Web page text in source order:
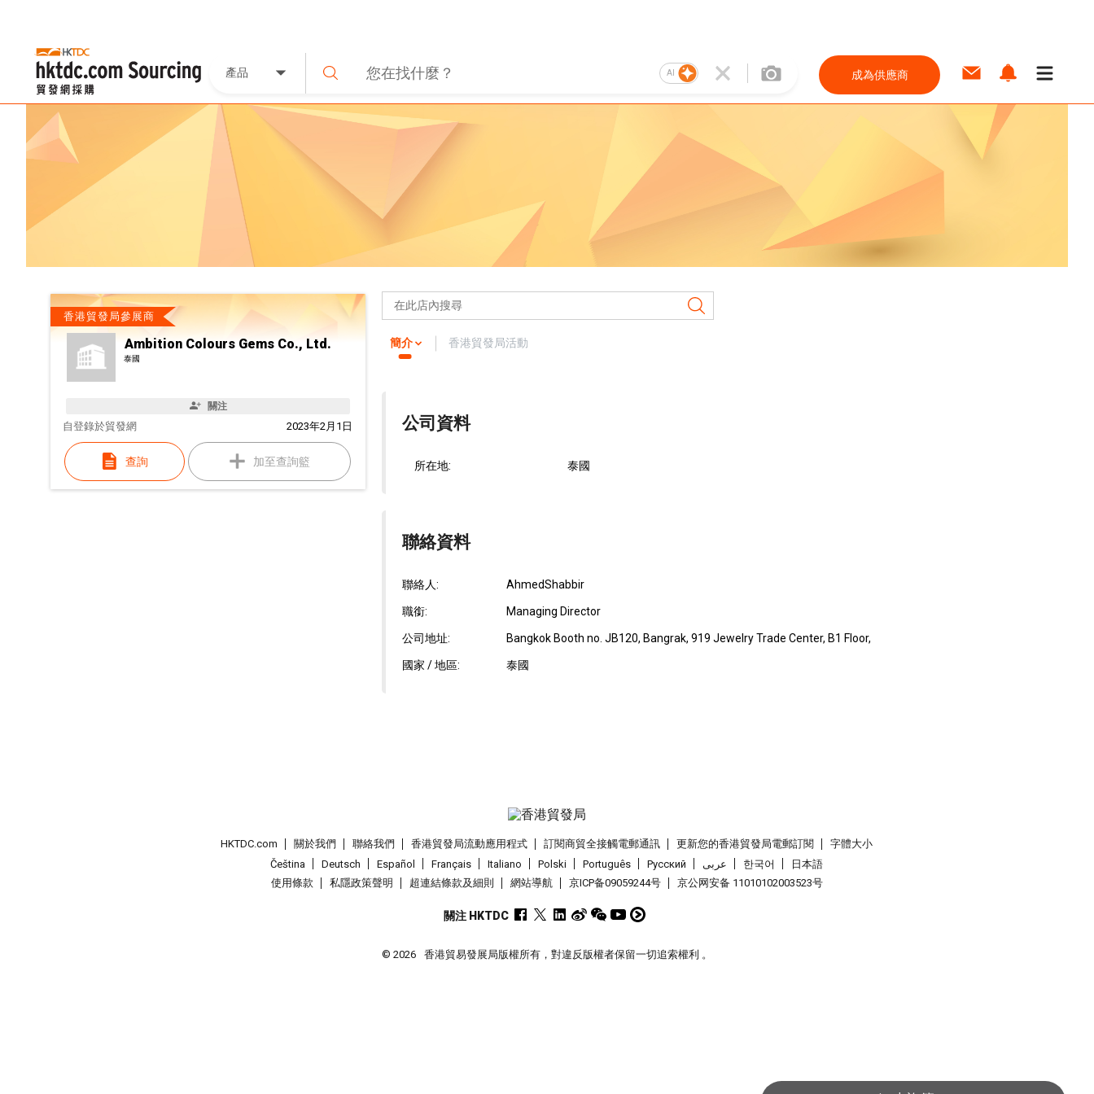
產品 AI 成為供應商
香港貿發局參展商
Ambition Colours Gems Co., Ltd.
泰國
關注
自 2023年2月1日
登錄於貿發網
查詢 加至查詢籃
簡介 香港貿發局活動
公司資料
所在地: 泰國
聯絡資料
聯絡人: AhmedShabbir
職銜: Managing Director
公司地址: Bangkok Booth no. JB120, Bangrak, 919 Jewelry Trade Center, B1 Floor,
國家 / 地區: 泰國
HKTDC.com 關於我們 聯絡我們 香港貿發局流動應用程式 訂閱商貿全接觸電郵通訊 更新您的香港貿發局電郵訂閱
字體大小
Čeština
Deutsch Español Français Italiano Polski Português Pусский عربى 한국어
日本語
使用條款
私隱政策聲明 超連結條款及細則 網站導航 京ICP备09059244号 京公网安备 11010102003523号
關注 HKTDC
© 2026 香港貿易發展局版權所有，對違反版權者保留一切追索權利 。